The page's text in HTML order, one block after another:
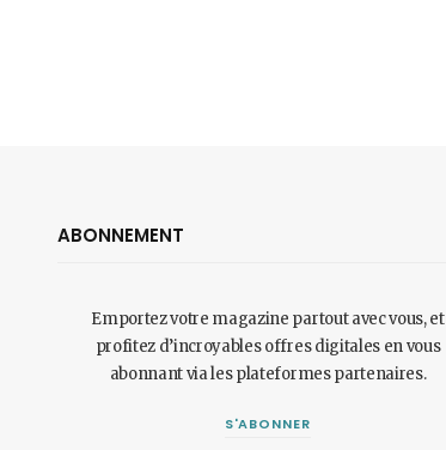
ABONNEMENT
Emportez votre magazine partout avec vous, et
profitez d’incroyables offres digitales en vous
abonnant via les plateformes partenaires.
S'ABONNER